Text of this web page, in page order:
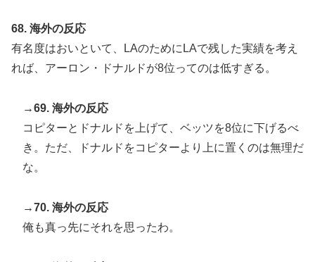
68. 海外の反応
有名度はおいといて、LAのためにLAで残した実績を考え
れば、アーロン・ドナルドが8位ってのは低すぎる。
→69. 海外の反応
コピターとドナルドを上げて、ベッツを8位に下げるべ
き。ただ、ドナルドをコピターより上に置くのは無理だ
な。
→70. 海外の反応
俺も真っ先にそれを思ったわ。